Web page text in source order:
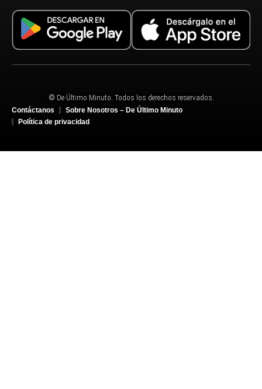
© De Último Minuto. Todos los derechos reservados.
Contáctanos
Sobre Nosotros – De Último Minuto
Política de privacidad